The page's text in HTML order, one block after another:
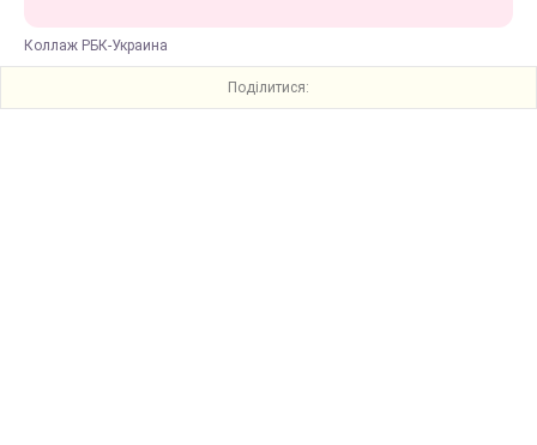
Коллаж РБК-Украина
Поділитися: